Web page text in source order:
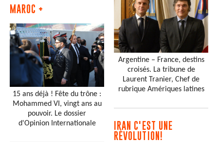
MAROC +
15 ans déjà ! Fête du trône :
Mohammed VI, vingt ans au
pouvoir. Le dossier
d'Opinion Internationale
Argentine – France, destins
croisés. La tribune de
Laurent Tranier, Chef de
rubrique Amériques latines
IRAN C'EST UNE
RÉVOLUTION!